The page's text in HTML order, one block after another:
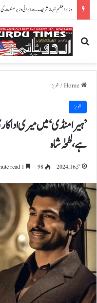
امریکا: پوتے نے بیگ میں توپ کے گولے رکھ
Search for
/ شوبز
شوبز
’ہیرا منڈی‘ میں میری
ہے، طٰحٰہ شاہ
مئی 16, 2024 98